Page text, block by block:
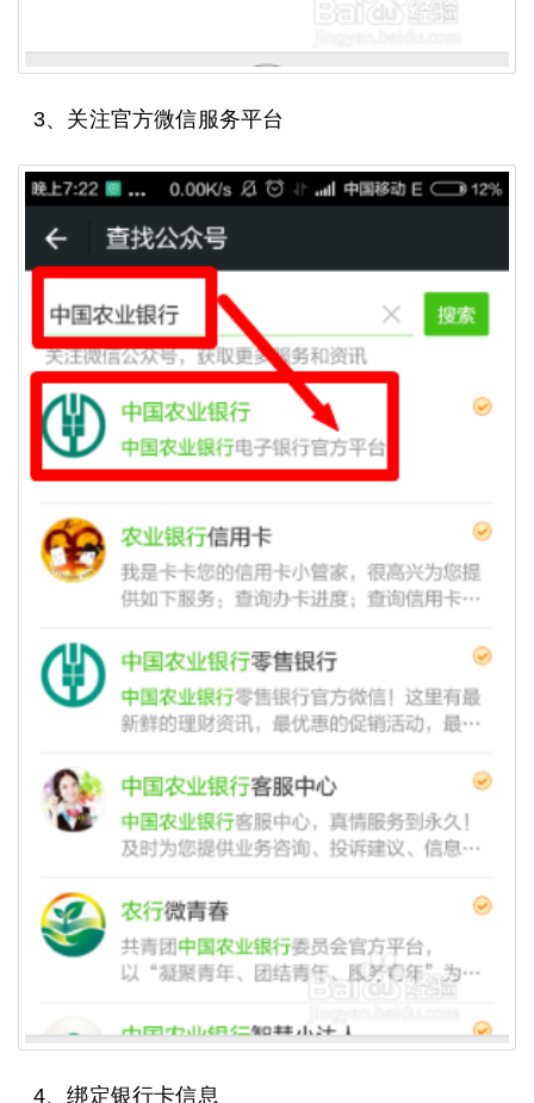
3、关注官方微信服务平台
4、绑定银行卡信息